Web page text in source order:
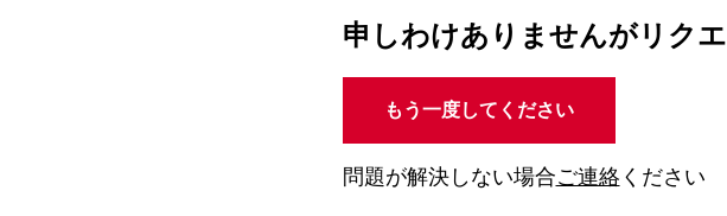
申しわけありませんがリク
もう一度してください
問題が解決しない場合ご連絡 ください